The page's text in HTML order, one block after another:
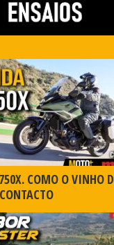
COMO O VINHO